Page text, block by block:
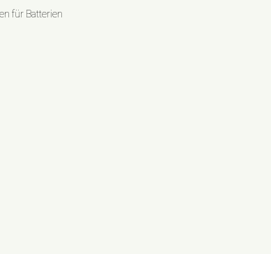
für Batterien